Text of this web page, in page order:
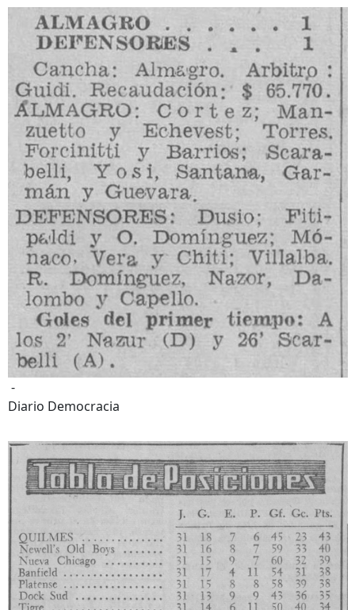
-
Diario Democracia